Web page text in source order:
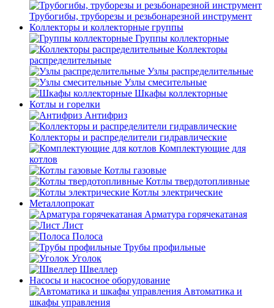
Трубогибы, труборезы и резьбонарезной инструмент
Коллекторы и коллекторные группы
Группы коллекторные
Коллекторы
распределительные
Узлы распределительные
Узлы смесительные
Шкафы коллекторные
Котлы и горелки
Антифриз
Коллекторы и распределители гидравлические
Комплектующие для
котлов
Котлы газовые
Котлы твердотопливные
Котлы электрические
Металлопрокат
Арматура горячекатаная
Лист
Полоса
Трубы профильные
Уголок
Швеллер
Насосы и насосное оборудование
Автоматика и
шкафы управления